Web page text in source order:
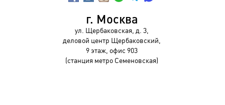
г. Москва
ул. Щербаковская, д. 3,
деловой центр Щербаковский,
9 этаж, офис 903
(станция метро Семеновская)